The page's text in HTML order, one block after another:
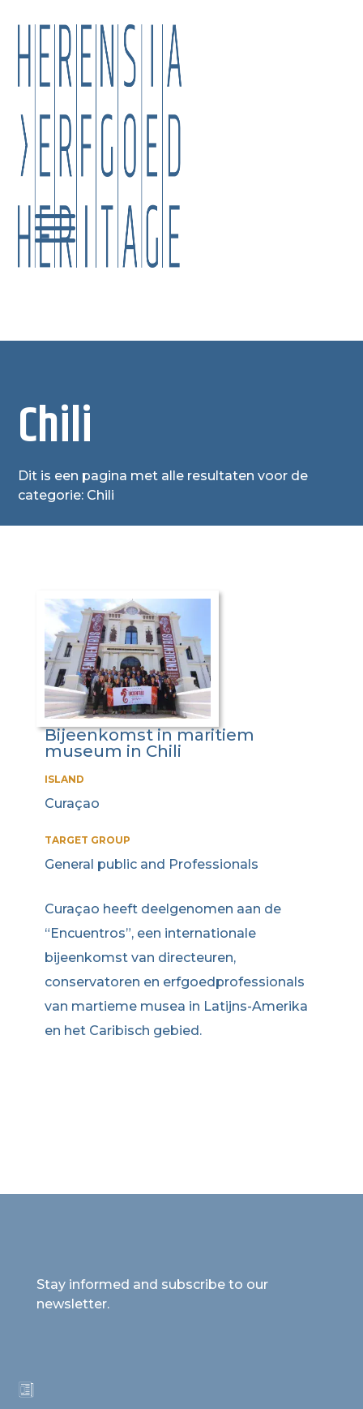
Chili
Dit is een pagina met alle resultaten voor de
categorie: Chili
Bijeenkomst in maritiem
museum in Chili
ISLAND
Curaçao
TARGET GROUP
General public and Professionals
Curaçao heeft deelgenomen aan de
“Encuentros”, een internationale
bijeenkomst van directeuren,
conservatoren en erfgoedprofessionals
van martieme musea in Latijns-Amerika
en het Caribisch gebied.
Stay informed and subscribe to our
newsletter.